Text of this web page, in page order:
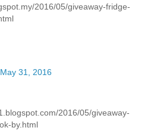
2016/05/giveaway-fridge-
31, 2016
2016/05/giveaway-
by.html